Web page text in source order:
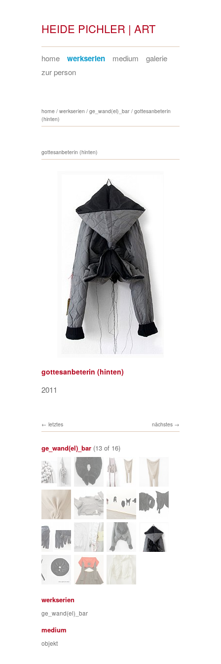
HEIDE PICHLER | ART
home werkserien medium
galerie
zur person
home / werkserien / ge_wand(el)_bar / gottesanbeterin
(hinten)
gottesanbeterin (hinten)
gottesanbeterin (hinten)
2011
nächstes
letztes
ge_wand(el)_bar (13 of 16)
werkserien
ge_wand(el)_bar
medium
objekt